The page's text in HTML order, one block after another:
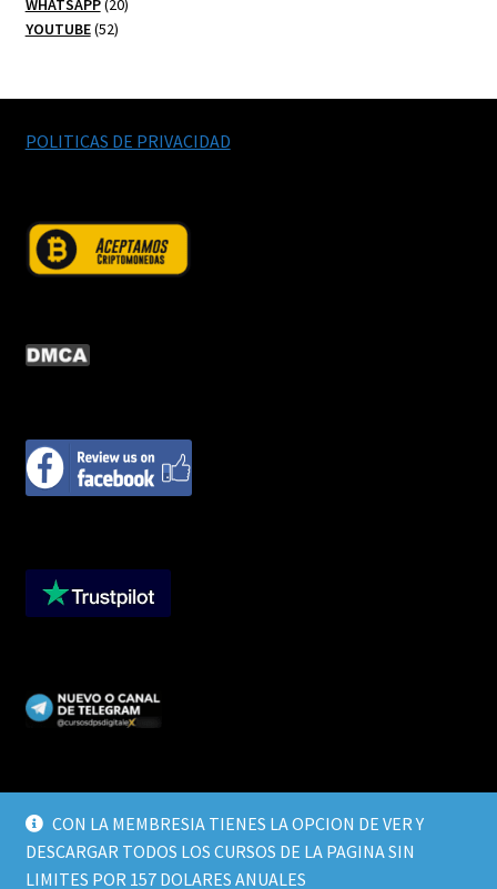
CON LA MEMBRESIA TIENES LA OPCION DE VER Y
DESCARGAR TODOS LOS CURSOS DE LA PAGINA SIN
LIMITES POR 157 DOLARES ANUALES
WHATSAPP 20
YOUTUBE 5252
POLITICAS DE PRIVACIDAD
© CURSOS DIGITALEX 2026